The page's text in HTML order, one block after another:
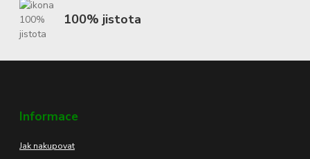
100% jistota
Informace
Jak nakupovat